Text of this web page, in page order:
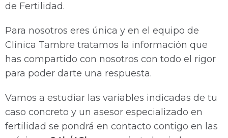
de Fertilidad.
Para nosotros eres única y en el equipo de
Clínica Tambre tratamos la información que
has compartido con nosotros con todo el rigor
para poder darte una respuesta.
Vamos a estudiar las variables indicadas de tu
caso concreto y un asesor especializado en
fertilidad se pondrá en contacto contigo en las